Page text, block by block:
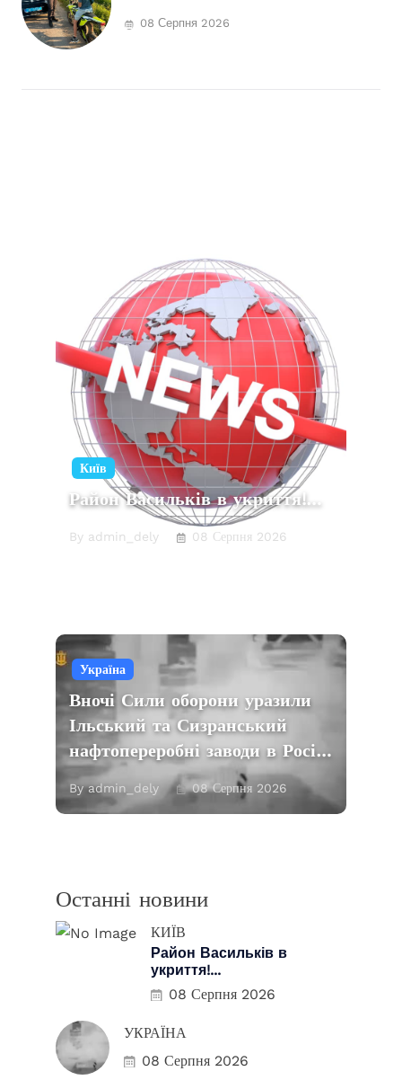
08 Серпня 2026
Київ
Район Васильків в укриття!…
By admin_dely 08 Серпня 2026
Україна
Вночі Сили оборони уразили
Ільський та Сизранський
нафтопереробні заводи в Росі…
By admin_dely 08 Серпня 2026
Останні новини
КИЇВ
Район Васильків в
укриття!...
08 Серпня 2026
УКРАЇНА
08 Серпня 2026